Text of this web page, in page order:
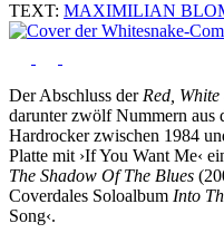
TEXT: MAXIMILIAN
Der Abschluss der Red,
darunter zwölf Nummern aus
Hardrocker zwischen 1984
Platte mit ›If You Want Me‹
The Shadow Of The Blues
Coverdales Soloalbum Into
Song‹.